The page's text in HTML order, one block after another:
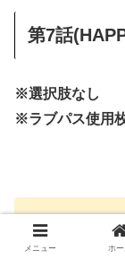
第7話
※選択肢なし
※ラブパス使用
■スチルGET
※スチル『バ
メニュー ホー